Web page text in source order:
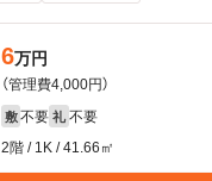
6万円
（管理費4,000円）
敷 不要 礼 不要
2階 / 1K / 41.66㎡